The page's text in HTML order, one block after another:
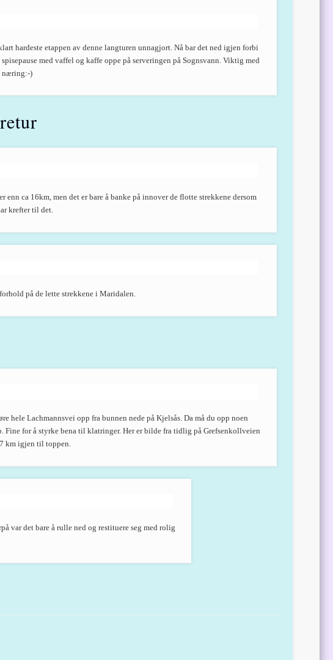
hardeste etappen av denne langturen unnagjort. Nå bar det ned igjen forbi
med vaffel og kaffe oppe på serveringen på Sognsvann. Viktig med
næring:-)
ca 16km, men det er bare å banke på innover de flotte strekkene dersom
krefter til det.
på de lette strekkene i Maridalen.
hele Lachmannsvei opp fra bunnen nede på Kjelsås. Da må du opp noen
for å styrke bena til klatringer. Her er bilde fra tidlig på Grefsenkollveien
km igjen til toppen.
var det bare å rulle ned og restituere seg med rolig